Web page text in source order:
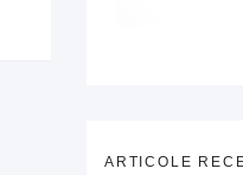
ARTICOLE